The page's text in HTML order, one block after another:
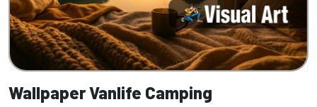
Wallpaper Vanlife Camping